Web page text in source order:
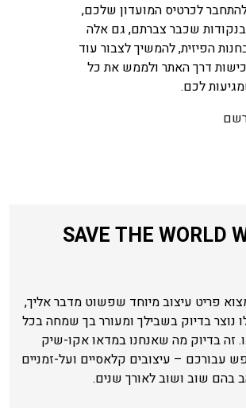
לכרטיס המועדון שלכם,
שכבר צברתם, גם אלה
הפיזית, להמשיך לצבור עוד
דרך האתר ולממש את כל
לכם.
SAVE THE WORLD
פריט עיצוב מיוחד שפשוט מדבר אליך,
נוצר בדיוק בשבילך ומעורר בך שמחה בכל
זה בדיוק מה שאנחנו במדאו אקו-שיק
עבורכם – עיצובים קלאסיים ועל-זמניים
בהם שוב ושוב לאורך שנים.